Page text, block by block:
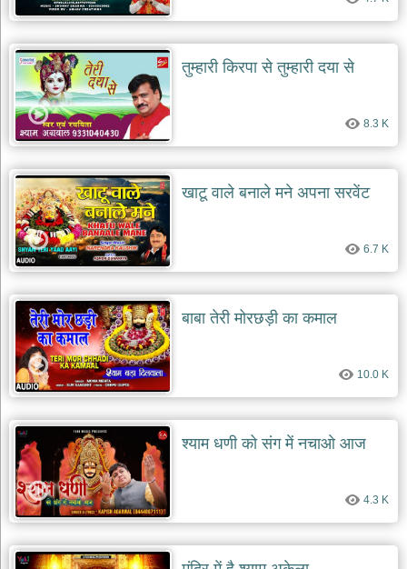
तुम्हारी किरपा से तुम्हारी दया से
8.3 K
खाटू वाले बनाले मने अपना सरवेंट
6.7 K
बाबा तेरी मोरछड़ी का कमाल
10.0 K
श्याम धणी को संग में नचाओ आज
4.3 K